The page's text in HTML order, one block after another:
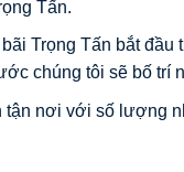
Tấn.
Trọng Tấn bắt
chúng tôi sẽ bố trí
tận nơi với số lượng